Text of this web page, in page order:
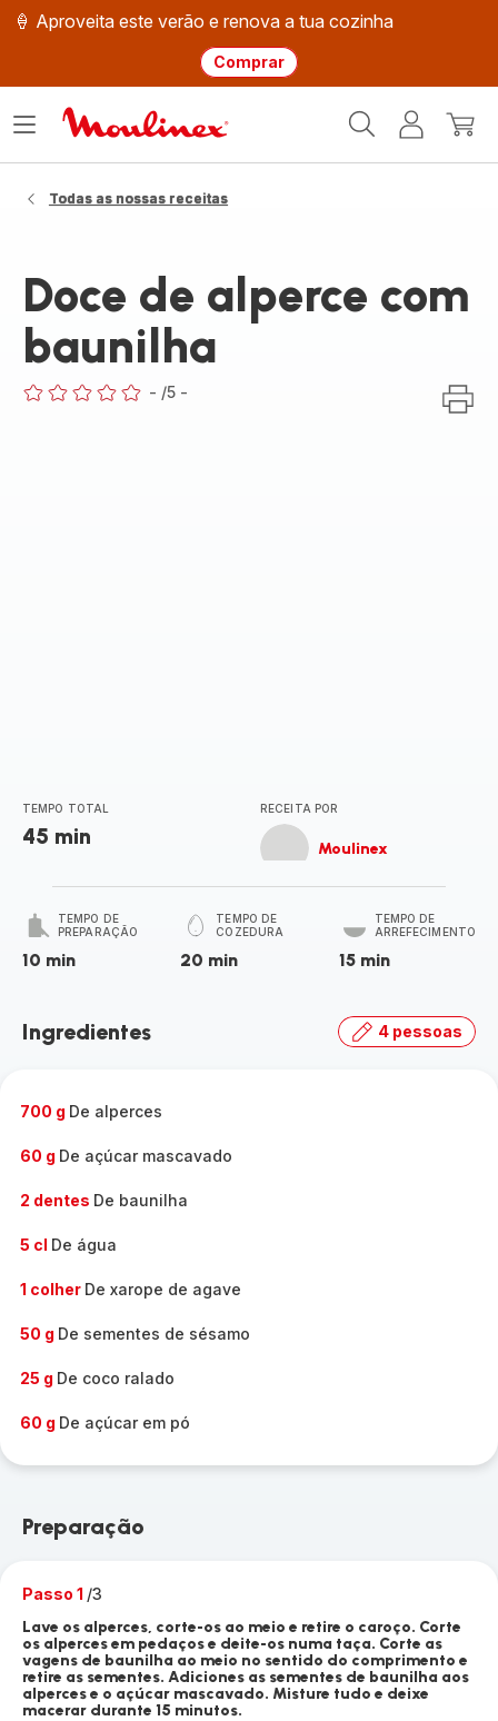
🍦 Aproveita este verão e renova a tua cozinha
Comprar
Moulinex
O
Abrir
Todas as nossas receitas
Doce de alperce com
baunilha
- /5 -
TEMPO TOTAL
45 min
RECEITA POR
Moulinex
TEMPO DE
PREPARAÇÃO
10 min
TEMPO DE
COZEDURA
20 min
TEMPO DE
ARREFECIMENTO
15 min
Ingredientes 4 pessoas
700 g De alperces
60 g De açúcar mascavado
2 dentes De baunilha
5 cl De água
1 colher De xarope de agave
50 g De sementes de sésamo
25 g De coco ralado
60 g De açúcar em pó
Preparação
Passo 1 /3
Lave os alperces, corte-os ao meio e retire o caroço. Corte
os alperces em pedaços e deite-os numa taça. Corte as
vagens de baunilha ao meio no sentido do comprimento e
retire as sementes. Adiciones as sementes de baunilha aos
alperces e o açúcar mascavado. Misture tudo e deixe
macerar durante 15 minutos.